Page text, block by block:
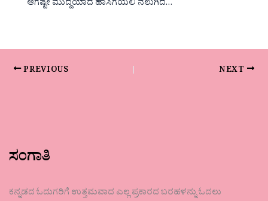
ಆಗಷ್ಟೇ ಮುದ್ದೆಯಾದ ಹಾಸಿಗೆಯಲಿ ನಲುಗಿದ…
PREVIOUS NEXT
ಸಂಗಾತಿ
ಕನ್ನಡದ ಓದುಗರಿಗೆ ಉತ್ತಮವಾದ ಎಲ್ಲ ಪ್ರಕಾರದ ಬರಹಳನ್ನು ಓದಲು